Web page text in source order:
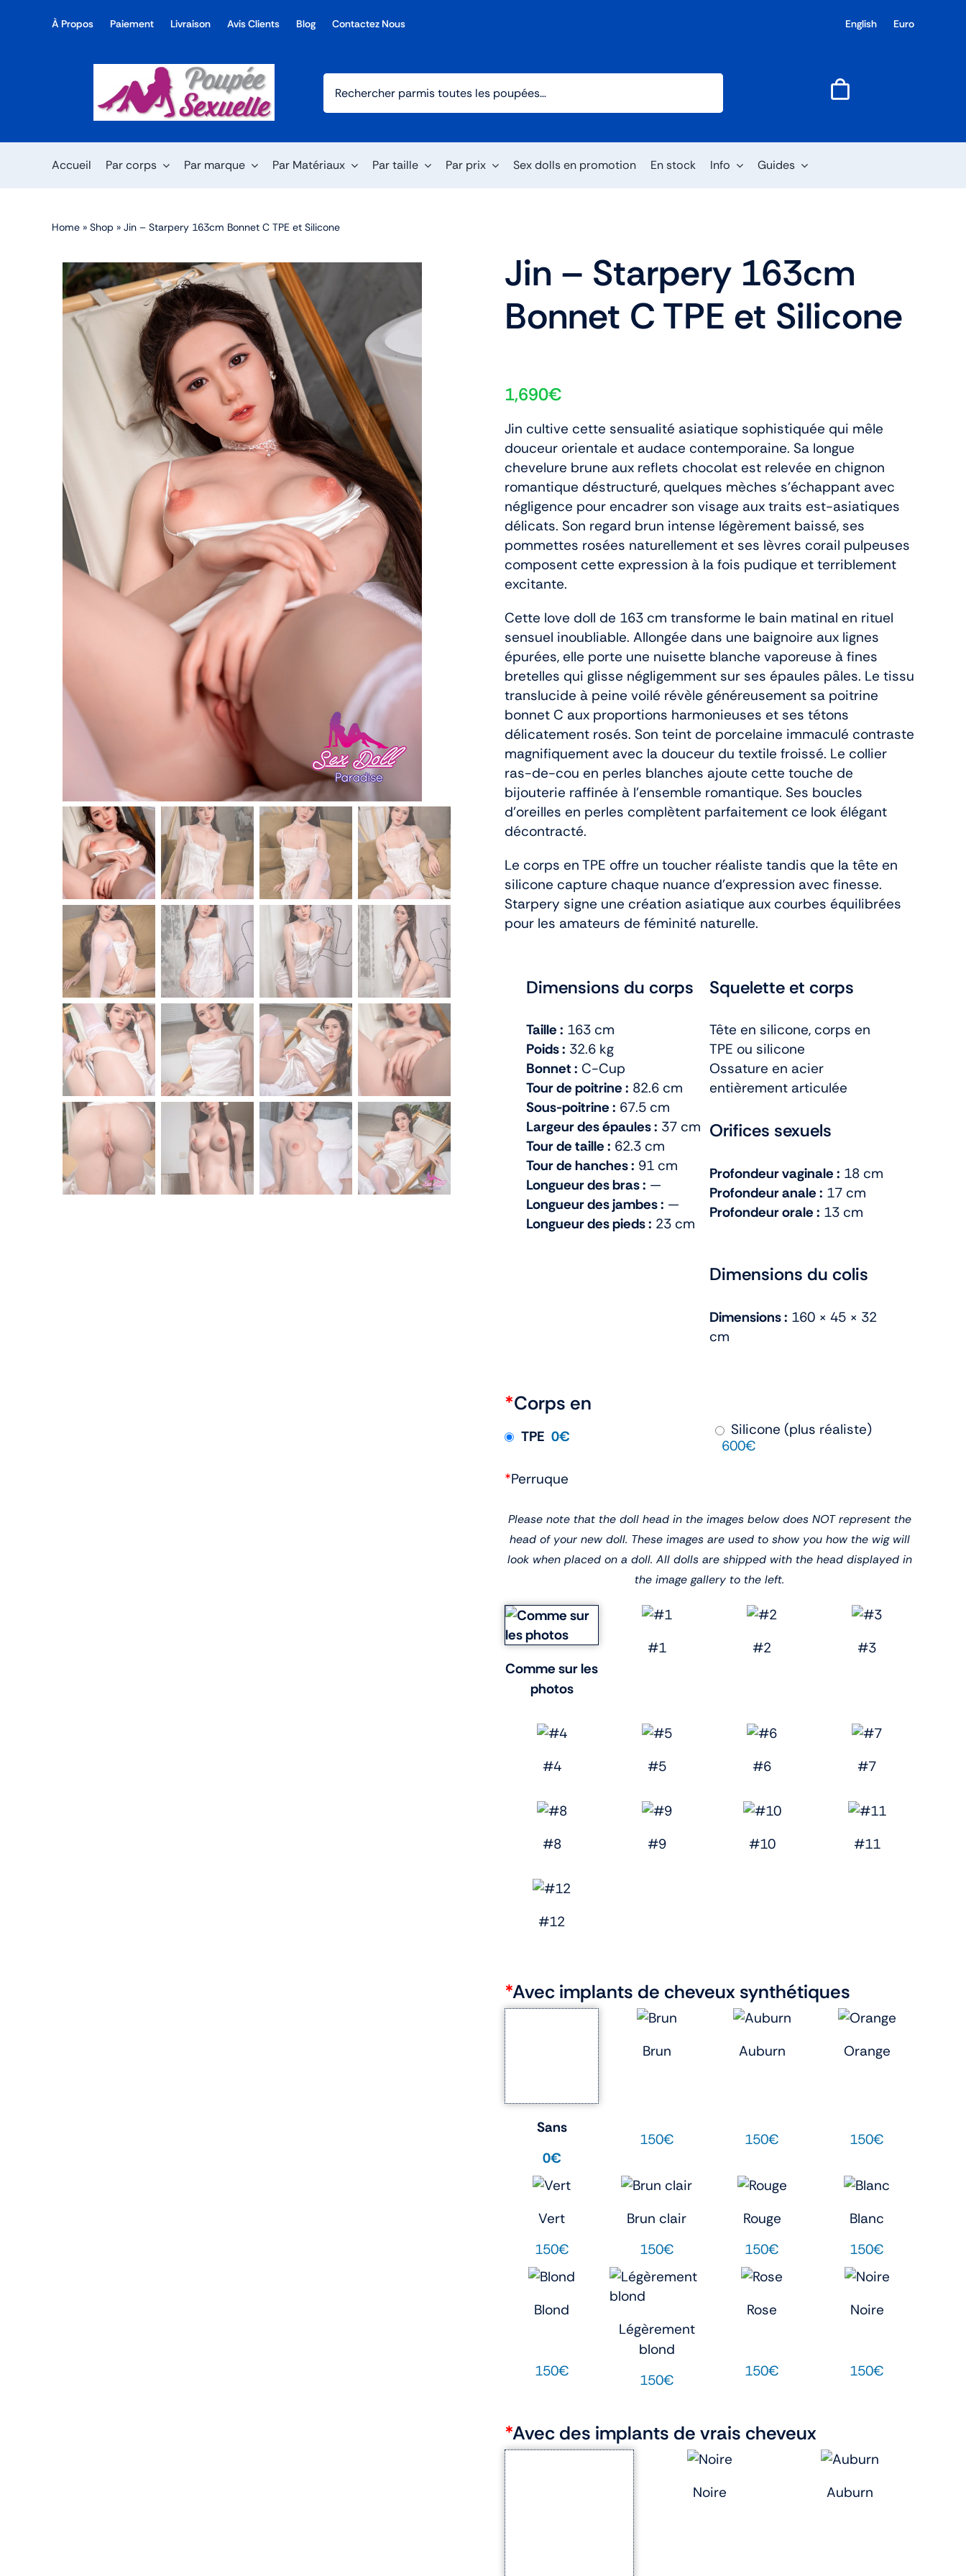
À Propos Paiement Livraison Avis Clients Blog Contactez Nous English Euro
Accueil Par corps Par marque Par Matériaux Par taille Par prix Sex dolls en promotion En stock Info Guides
Home » Shop » Jin – Starpery 163cm Bonnet C TPE et Silicone
Jin – Starpery 163cm
Bonnet C TPE et Silicone
1,690€
Jin cultive cette sensualité asiatique sophistiquée qui mêle
douceur orientale et audace contemporaine. Sa longue
chevelure brune aux reflets chocolat est relevée en chignon
romantique déstructuré, quelques mèches s’échappant avec
négligence pour encadrer son visage aux traits est-asiatiques
délicats. Son regard brun intense légèrement baissé, ses
pommettes rosées naturellement et ses lèvres corail pulpeuses
composent cette expression à la fois pudique et terriblement
excitante.
Cette love doll de 163 cm transforme le bain matinal en rituel
sensuel inoubliable. Allongée dans une baignoire aux lignes
épurées, elle porte une nuisette blanche vaporeuse à fines
bretelles qui glisse négligemment sur ses épaules pâles. Le tissu
translucide à peine voilé révèle généreusement sa poitrine
bonnet C aux proportions harmonieuses et ses tétons
délicatement rosés. Son teint de porcelaine immaculé contraste
magnifiquement avec la douceur du textile froissé. Le collier
ras-de-cou en perles blanches ajoute cette touche de
bijouterie raffinée à l’ensemble romantique. Ses boucles
d’oreilles en perles complètent parfaitement ce look élégant
décontracté.
Le corps en TPE offre un toucher réaliste tandis que la tête en
silicone capture chaque nuance d’expression avec finesse.
Starpery signe une création asiatique aux courbes équilibrées
pour les amateurs de féminité naturelle.
Dimensions du corps
Taille : 163 cm
Poids : 32.6 kg
Bonnet : C-Cup
Tour de poitrine : 82.6 cm
Sous-poitrine : 67.5 cm
Largeur des épaules : 37 cm
Tour de taille : 62.3 cm
Tour de hanches : 91 cm
Longueur des bras : —
Longueur des jambes : —
Longueur des pieds : 23 cm
Squelette et corps
Tête en silicone, corps en
TPE ou silicone
Ossature en acier
entièrement articulée
Orifices sexuels
Profondeur vaginale : 18 cm
Profondeur anale : 17 cm
Profondeur orale : 13 cm
Dimensions du colis
Dimensions : 160 × 45 × 32
cm
*Corps en
TPE 0€
Silicone (plus réaliste)
600€
*Perruque
Please note that the doll head in the images below does NOT represent the
head of your new doll. These images are used to show you how the wig will
look when placed on a doll. All dolls are shipped with the head displayed in
the image gallery to the left.
Comme sur les
photos
#1 #2 #3
#4 #5 #6 #7
#8 #9 #10 #11
#12
*Avec implants de cheveux synthétiques
Sans
0€
Brun
150€
Auburn
150€
Orange
150€
Vert
150€
Brun clair
150€
Rouge
150€
Blanc
150€
Blond
150€
Légèrement
blond
150€
Rose
150€
Noire
150€
*Avec des implants de vrais cheveux
Noire Auburn